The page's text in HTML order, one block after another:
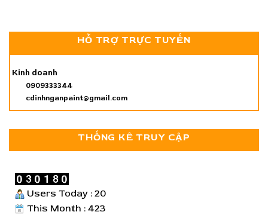
HỖ TRỢ TRỰC TUYẾN
Kinh doanh
0909333344
cdinhnganpaint@gmail.com
THỐNG KÊ TRUY CẬP
Users Today : 20
This Month : 423